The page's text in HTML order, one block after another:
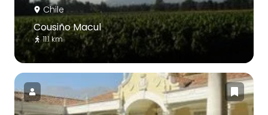
Chile
Cousiño Macul
11.1 km